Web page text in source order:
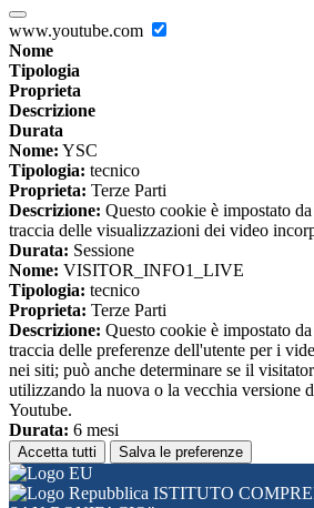
www.youtube.com
Nome
Tipologia
Proprieta
Descrizione
Durata
Nome: YSC
Tipologia: tecnico
Proprieta: Terze Parti
Descrizione: Questo cookie è impostato
traccia delle visualizzazioni dei video
Durata: Sessione
Nome: VISITOR_INFO1_LIVE
Tipologia: tecnico
Proprieta: Terze Parti
Descrizione: Questo cookie è impostato
traccia delle preferenze dell'utente per i
nei siti; può anche determinare se il
utilizzando la nuova o la vecchia versione
Youtube.
Durata: 6 mesi
Accetta tutti Salva le preferenze
ISTITUTO